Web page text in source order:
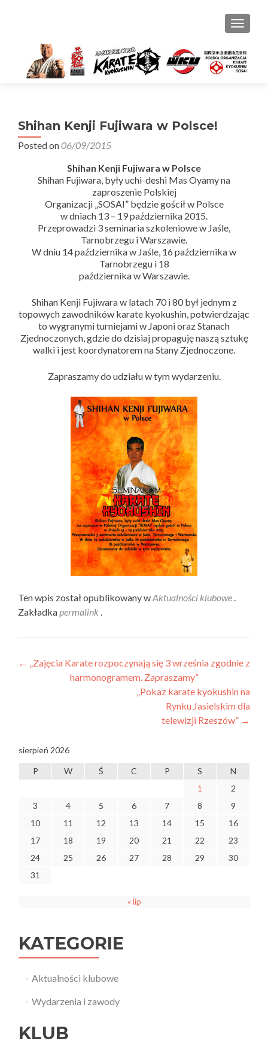
Shihan Kenji Fujiwara w Polsce!
Posted on06/09/2015
Shihan Kenji Fujiwara w Polsce
Shihan Fujiwara, były uchi-deshi Mas Oyamy na
zaproszenie Polskiej
Organizacji „SOSAI” będzie gościł w Polsce
w dniach 13 – 19 października 2015.
Przeprowadzi 3 seminaria szkoleniowe w Jaśle,
Tarnobrzegu i Warszawie.
W dniu 14 października w Jaśle, 16 października w
Tarnobrzegu i 18
października w Warszawie.
Shihan Kenji Fujiwara w latach 70 i 80 był jednym z
topowych zawodników karate kyokushin, potwierdzając
to wygranymi turniejami w Japoni oraz Stanach
Zjednoczonych, gdzie do dzisiaj propaguję naszą sztukę
walki i jest koordynatorem na Stany Zjednoczone.
Zapraszamy do udziału w tym wydarzeniu.
Ten wpis został opublikowany wAktualności klubowe .
Zakładkapermalink .
Nawigacja
wpisu
← „Zajęcia Karate rozpoczynają się 3 września zgodnie z
harmonogramem. Zapraszamy”
„Pokaz karate kyokushin na
Rynku Jasielskim dla
telewizji Rzeszów” →
sierpień 2026
P W Ś C P S
N
1
2
3
4 5 6 7 8
9
10
11 12 13 14 15
16
17
18 19 20 21 22
23
24
25 26 27 28 29
30
31
« lip
KATEGORIE
Aktualności klubowe
Wydarzenia i zawody
KLUB